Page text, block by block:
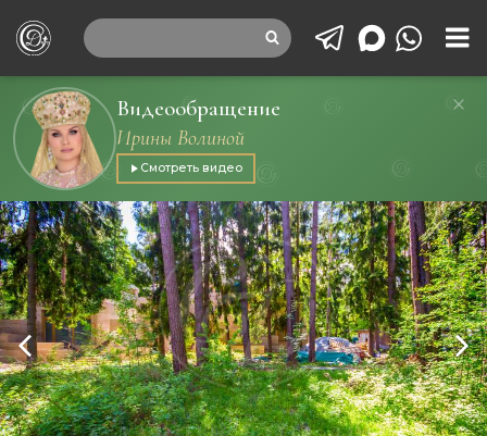
Видеообращение
Ирины Волиной
Смотреть видео